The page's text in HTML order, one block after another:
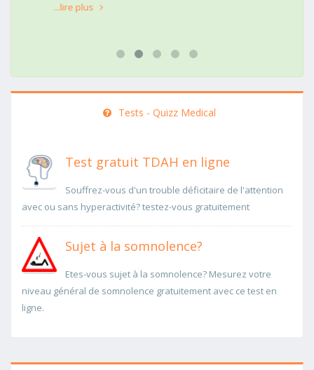
...lire plus
Tests - Quizz Medical
Test gratuit TDAH en ligne
Souffrez-vous d'un trouble déficitaire de l'attention
avec ou sans hyperactivité? testez-vous gratuitement
Sujet à la somnolence?
Etes-vous sujet à la somnolence? Mesurez votre
niveau général de somnolence gratuitement avec ce test en
ligne.